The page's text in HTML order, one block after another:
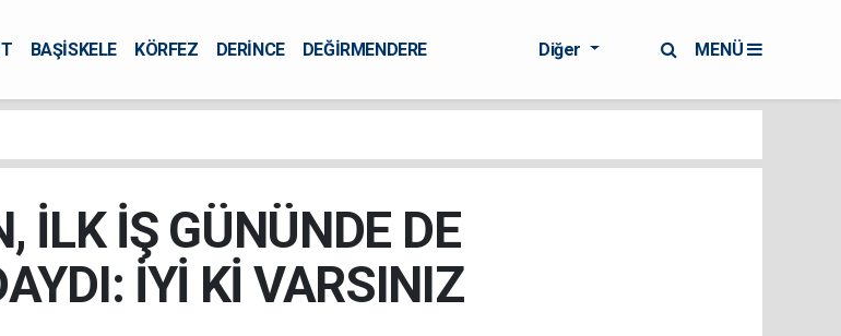
BAŞİSKELE KÖRFEZ DERİNCE
DEĞİRMENDERE
Diğer MENÜ
İLK İŞ GÜNÜNDE DE
İYİ Kİ VARSINIZ